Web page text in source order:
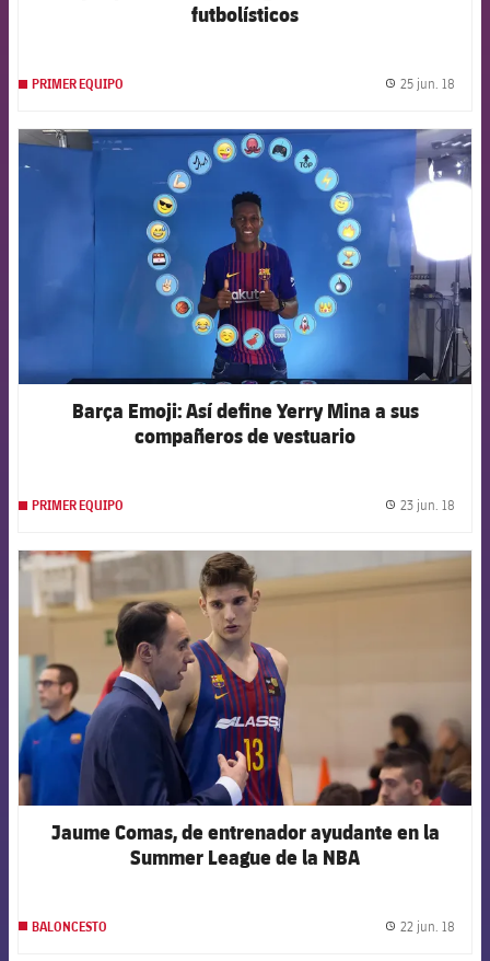
futbolísticos
PRIMER EQUIPO 25 jun. 18
FCB Barcelona badge
Barça Emoji: Así define Yerry Mina a sus
compañeros de vestuario
PRIMER EQUIPO 23 jun. 18
FCB Barcelona badge
Jaume Comas, de entrenador ayudante en la
Summer League de la NBA
BALONCESTO 22 jun. 18